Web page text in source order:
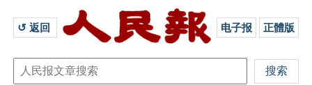
↺ 返回 电子报 正體版